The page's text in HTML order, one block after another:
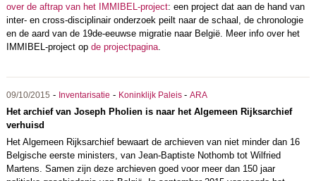
over de aftrap van het IMMIBEL-project: een project dat aan de hand van
inter- en cross-disciplinair onderzoek peilt naar de schaal, de chronologie
en de aard van de 19de-eeuwse migratie naar België. Meer info over het
IMMIBEL-project op de projectpagina.
09/10/2015 - Inventarisatie - Koninklijk Paleis - ARA
Het archief van Joseph Pholien is naar het Algemeen Rijksarchief
verhuisd
Het Algemeen Rijksarchief bewaart de archieven van niet minder dan 16
Belgische eerste ministers, van Jean-Baptiste Nothomb tot Wilfried
Martens. Samen zijn deze archieven goed voor meer dan 150 jaar